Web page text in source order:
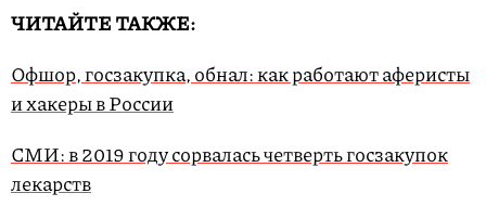
ЧИТАЙТЕ ТАКЖЕ:
Офшор, госзакупка, обнал: как работают аферисты
и хакеры в России
СМИ: в 2019 году сорвалась четверть госзакупок
лекарств